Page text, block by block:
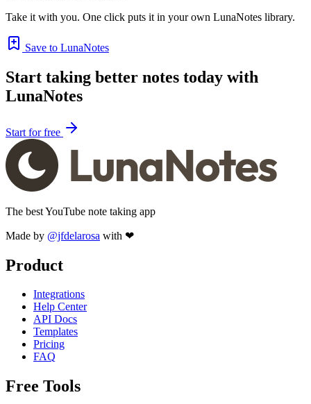
Take it with you. One click puts it in your own LunaNotes library.
Save to LunaNotes
Start taking better notes today with
LunaNotes
Start for free
The best YouTube note taking app
Made by @jfdelarosa with ❤
Product
Integrations
Help Center
API Docs
Templates
Pricing
FAQ
Free Tools